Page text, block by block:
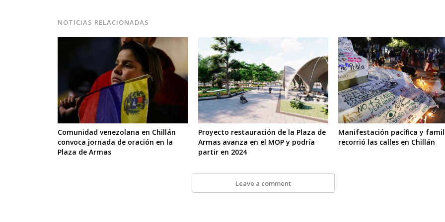
NOTICIAS RELACIONADAS
Comunidad venezolana en Chillán
convoca jornada de oración en la
Plaza de Armas
Proyecto restauración de la Plaza de
Armas avanza en el MOP y podría
partir en 2024
Manifestación pacífica y
recorrió las calles en Chillán
Leave a comment